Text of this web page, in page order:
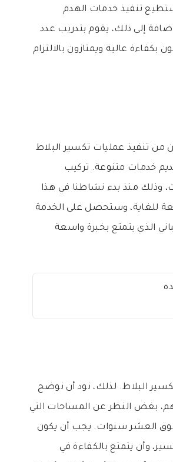
تنفيذ خدمات الهدم
إلى ذلك، يقوم بتدريب عدد
عالية ويمتازون بالالتزام
من تنفيذ عمليات تكسير البلاط
خدمات متنوعة. تركيب
وذلك منذ بدء نشاطنا في هذا
للغاية، وستحصل على الخدمة
الذي يتمتع بخبرة واسعة
البلاط. لذلك، نود أن نوضح
بغض النظر عن المساحات التي
العشر سنوات. يجب أن يكون
وأن يتمتع بالكفاءة في